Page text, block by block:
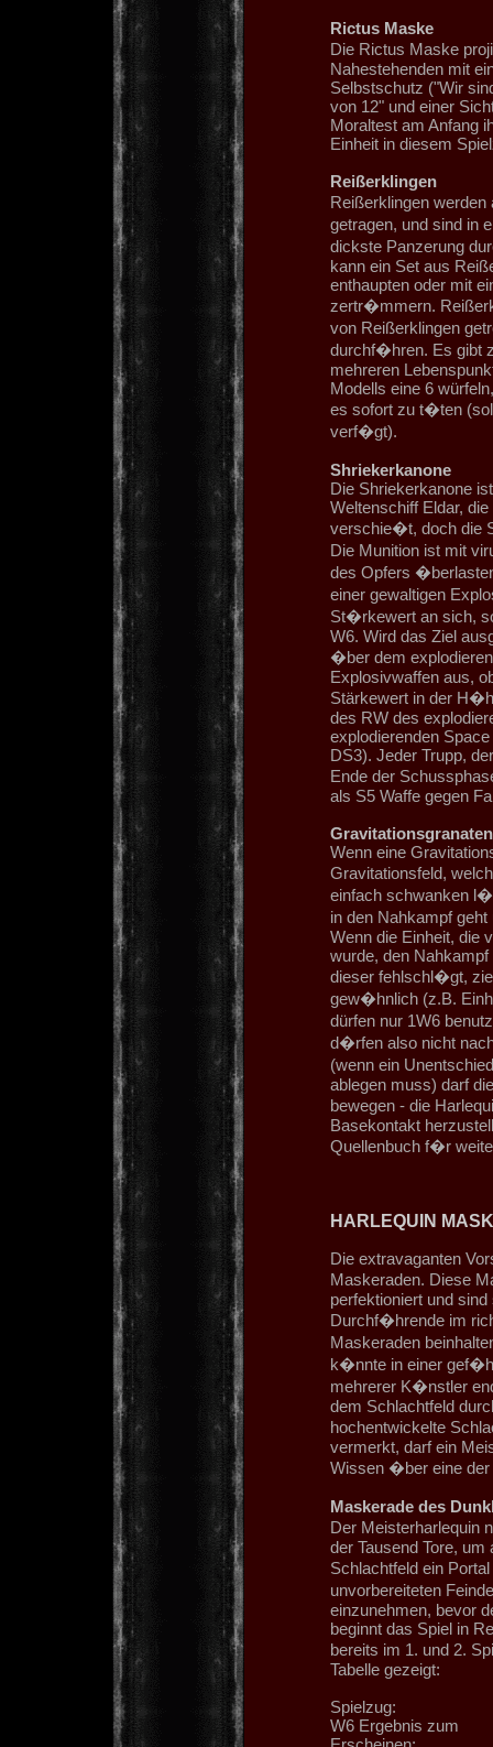
Rictus Maske
Die Rictus Maske
Nahestehenden mit
Selbstschutz ("Wir
von 12" und einer
Moraltest am Anfang
Einheit in diesem
Reißerklingen
Reißerklingen
getragen, und sind in
dickste Panzerung
kann ein Set aus
enthaupten oder mit
zertr�mmern.
von Reißerklingen
durchf�hren. Es gibt
mehreren
Modells eine 6
es sofort zu t�ten
verf�gt).
Shriekerkanone
Die Shriekerkanone
Weltenschiff Eldar,
verschie�t, doch die
Die Munition ist mit
des Opfers
einer gewaltigen
St�rkewert an sich,
W6. Wird das Ziel
�ber dem
Explosivwaffen aus,
Stärkewert in der
des RW des
explodierenden
DS3). Jeder Trupp,
Ende der
als S5 Waffe gegen
Gravitationsgranaten
Wenn eine
Gravitationsfeld,
einfach schwanken
in den Nahkampf
Wenn die Einheit, die
wurde, den
dieser fehlschl�gt,
gew�hnlich (z.B.
dürfen nur 1W6
d�rfen also nicht
(wenn ein
ablegen muss) darf
bewegen - die
Basekontakt
Quellenbuch f�r
HARLEQUIN
Die extravaganten
Maskeraden. Diese
perfektioniert und
Durchf�hrende im
Maskeraden
k�nnte in einer
mehrerer K�nstler
dem Schlachtfeld
hochentwickelte
vermerkt, darf ein
Wissen �ber eine der
Maskerade des
Der Meisterharlequin
der Tausend Tore,
Schlachtfeld ein
unvorbereiteten
einzunehmen, bevor
beginnt das Spiel in
bereits im 1. und 2.
Tabelle gezeigt:
Spielzug:
W6 Ergebnis zum